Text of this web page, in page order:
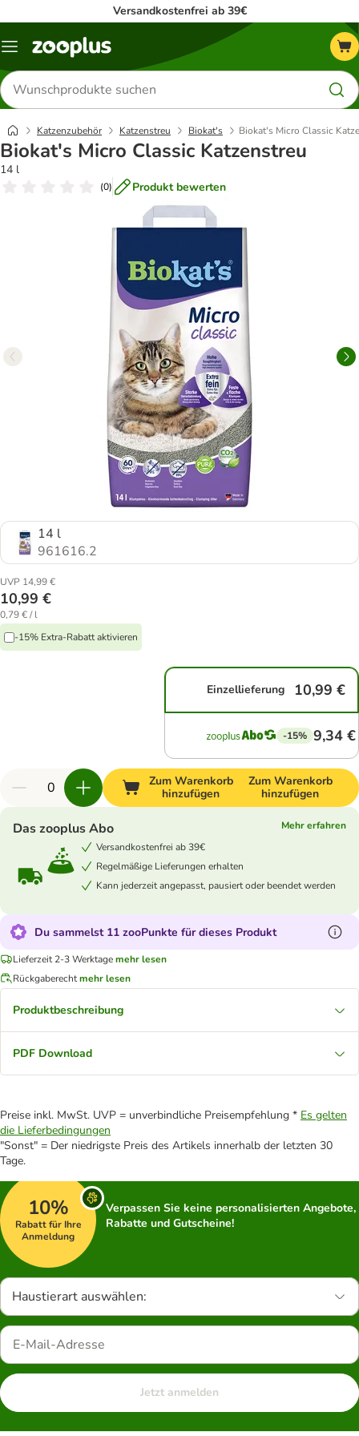
Versandkostenfrei ab 39€
Menü
Produkte
suchen
Katzenzubehör Katzenstreu Biokat's Biokat's Micro Classic
Biokat's Micro Classic Katzenstreu
14 l
(0) Produkt bewerten
14 l
961616.2
UVP 14,99 €
10,99 €
0,79 € / l
-15% Extra-Rabatt aktivieren
Einzellieferung 10,99 €
-15% 9,34 €
Zum Warenkorb
hinzufügen
Zum Warenkorb
hinzufügen
Das zooplus Abo
Mehr erfahren
Versandkostenfrei ab 39€
Regelmäßige Lieferungen erhalten
Kann jederzeit angepasst, pausiert oder beendet werden
Du sammelst 11 zooPunkte für dieses Produkt
Lieferzeit 2-3 Werktagemehr lesen
Rückgaberechtmehr lesen
Produktbeschreibung
PDF Download
Preise inkl. MwSt. UVP = unverbindliche Preisempfehlung * Es gelten
die Lieferbedingungen
"Sonst" = Der niedrigste Preis des Artikels innerhalb der letzten 30
Tage.
10%
Rabatt für Ihre
Anmeldung
Verpassen Sie keine personalisierten Angebote,
Rabatte und Gutscheine!
Haustierart auswählen:
Jetzt anmelden